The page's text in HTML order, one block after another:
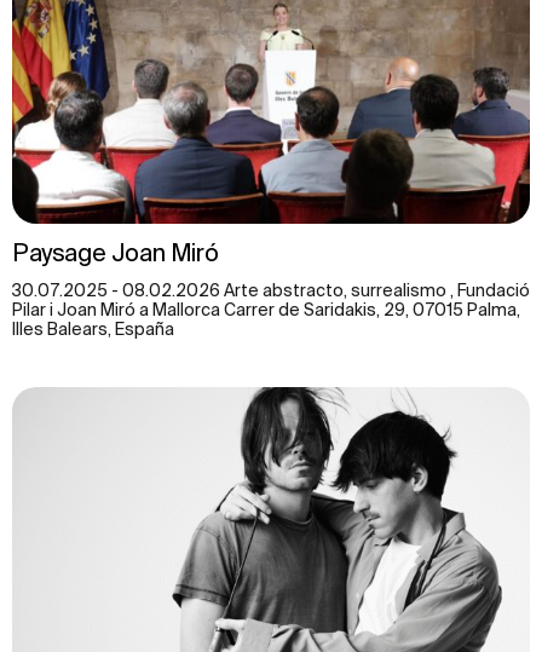
Paysage Joan Miró
30.07.2025 - 08.02.2026 Arte abstracto, surrealismo , Fundació
Pilar i Joan Miró a Mallorca Carrer de Saridakis, 29, 07015 Palma,
Illes Balears, España